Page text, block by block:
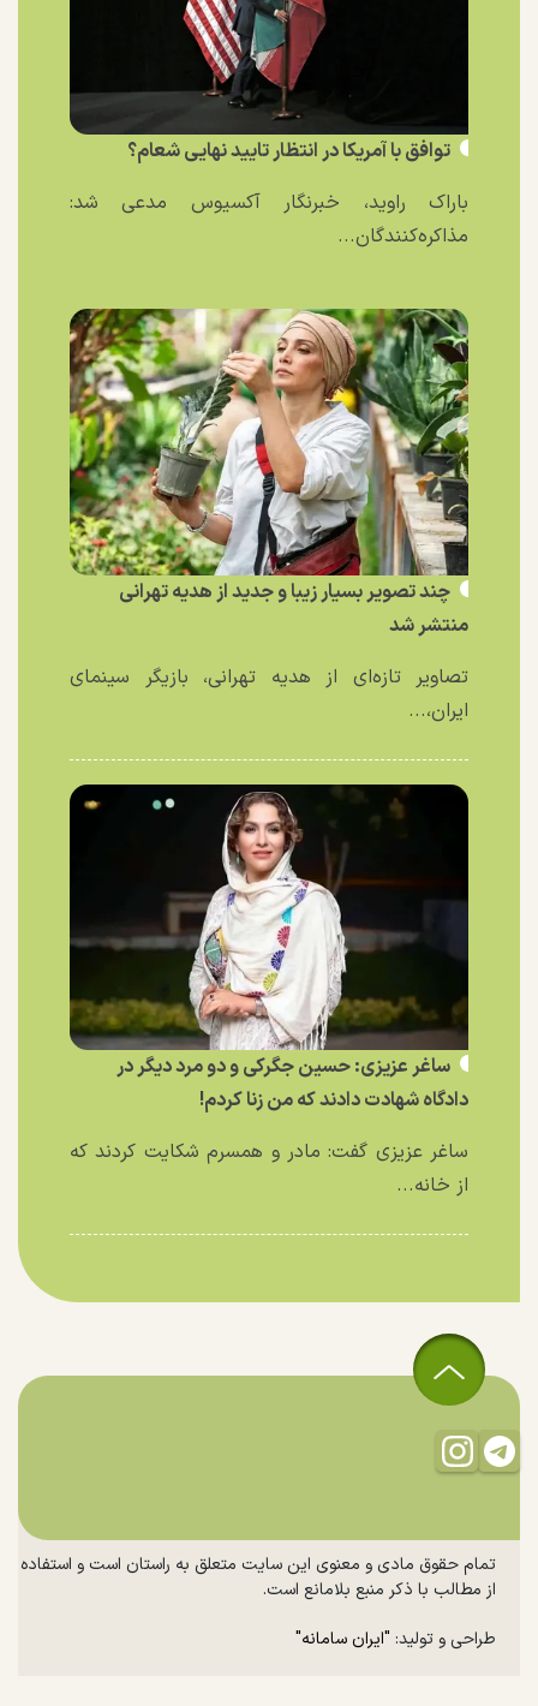
توافق با آمریکا در انتظار تایید نهایی شعام؟
باراک راوید، خبرنگار آکسیوس مدعی شد:
مذاکره‌کنندگان...
چند تصویر بسیار زیبا و جدید از هدیه تهرانی
منتشر شد
تصاویر تازه‌ای از هدیه تهرانی، بازیگر سینمای
ایران،...
ساغر عزیزی: حسین جگرکی و دو مرد دیگر در
دادگاه شهادت دادند که من زنا کردم!
ساغر عزیزی گفت: مادر و همسرم شکایت کردند که
از خانه...
تمام حقوق مادی و معنوی این سایت متعلق به راستان است و استفاده
از مطالب با ذکر منبع بلامانع است.
طراحی و تولید: "ایران سامانه"